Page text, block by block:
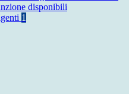
disponibili
1